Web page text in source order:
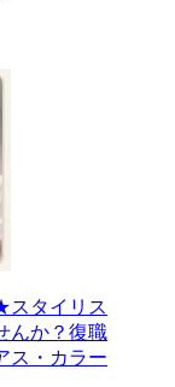
スタイリス
んか？復職
ス・カラー